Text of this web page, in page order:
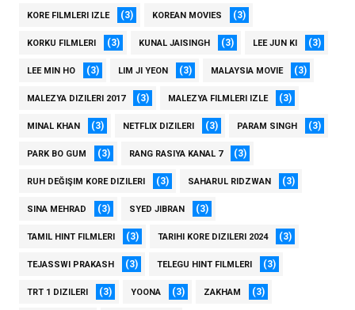
KORE FILMLERI IZLE (3) KOREAN MOVIES (3)
KORKU FILMLERI (3) KUNAL JAISINGH (3) LEE JUN KI (3)
LEE MIN HO (3) LIM JI YEON (3) MALAYSIA MOVIE (3)
MALEZYA DIZILERI 2017 (3) MALEZYA FILMLERI IZLE (3)
MINAL KHAN (3) NETFLIX DIZILERI (3) PARAM SINGH (3)
PARK BO GUM (3) RANG RASIYA KANAL 7 (3)
RUH DEĞIŞIM KORE DIZILERI (3) SAHARUL RIDZWAN (3)
SINA MEHRAD (3) SYED JIBRAN (3)
TAMIL HINT FILMLERI (3) TARIHI KORE DIZILERI 2024 (3)
TEJASSWI PRAKASH (3) TELEGU HINT FILMLERI (3)
TRT 1 DIZILERI (3) YOONA (3) ZAKHAM (3)